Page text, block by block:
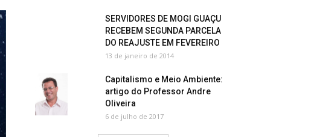
SERVIDORES DE MOGI GUAÇU
RECEBEM SEGUNDA PARCELA
DO REAJUSTE EM FEVEREIRO
13 de janeiro de 2014
Capitalismo e Meio Ambiente:
artigo do Professor Andre
Oliveira
6 de julho de 2017